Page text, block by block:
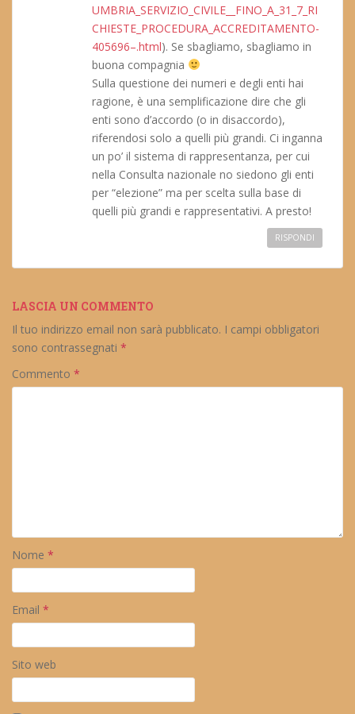
UMBRIA_SERVIZIO_CIVILE__FINO_A_31_7_RI
CHIESTE_PROCEDURA_ACCREDITAMENTO-
405696–.html). Se sbagliamo, sbagliamo in
buona compagnia
Sulla questione dei numeri e degli enti hai
ragione, è una semplificazione dire che gli
enti sono d’accordo (o in disaccordo),
riferendosi solo a quelli più grandi. Ci inganna
un po’ il sistema di rappresentanza, per cui
nella Consulta nazionale no siedono gli enti
per “elezione” ma per scelta sulla base di
quelli più grandi e rappresentativi. A presto!
RISPONDI
LASCIA UN COMMENTO
Il tuo indirizzo email non sarà pubblicato. I campi obbligatori
sono contrassegnati *
Commento *
Nome *
Email *
Sito web